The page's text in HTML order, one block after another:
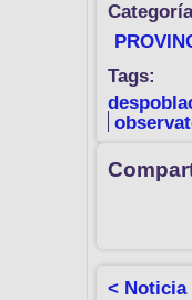
Tags:
<